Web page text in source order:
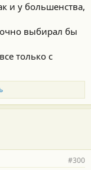
и у большенства,
выбирал бы
только с
#300